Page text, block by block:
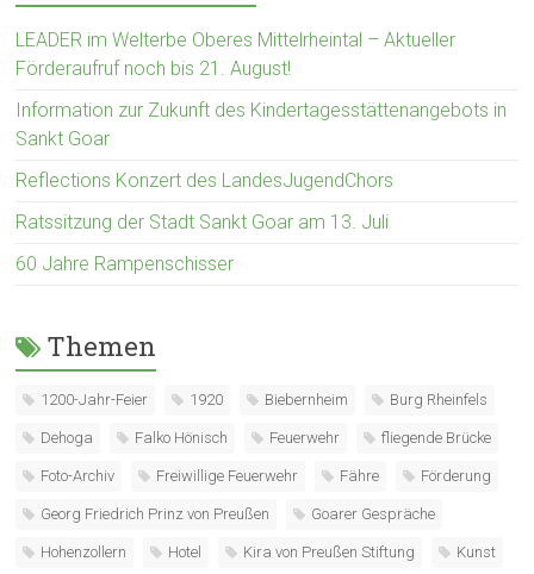
LEADER im Welterbe Oberes Mittelrheintal – Aktueller
Förderaufruf noch bis 21. August!
Information zur Zukunft des Kindertagesstättenangebots in
Sankt Goar
Reflections Konzert des LandesJugendChors
Ratssitzung der Stadt Sankt Goar am 13. Juli
60 Jahre Rampenschisser
Themen
1200-Jahr-Feier 1920 Biebernheim Burg Rheinfels
Dehoga Falko Hönisch Feuerwehr fliegende Brücke
Foto-Archiv Freiwillige Feuerwehr Fähre Förderung
Georg Friedrich Prinz von Preußen Goarer Gespräche
Hohenzollern Hotel Kira von Preußen Stiftung Kunst